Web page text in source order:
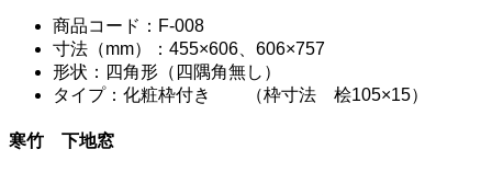
商品コード：F-008
寸法（mm）：455×606、606×757
形状：四角形（四隅角無し）
タイプ：化粧枠付き （枠寸法 桧105×15）
寒竹 下地窓